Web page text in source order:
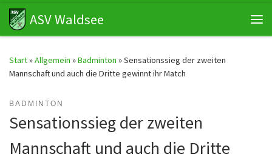
Zum Inhalt springen
ASV Waldsee
Start»Allgemein »Badminton »Sensationssieg der zweiten
Mannschaft und auch die Dritte gewinnt ihr Match
BADMINTON
Sensationssieg der zweiten
Mannschaft und auch die Dritte